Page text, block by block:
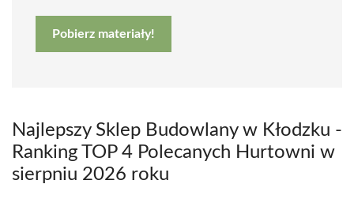
Pobierz materiały!
Najlepszy Sklep Budowlany w Kłodzku -
Ranking TOP 4 Polecanych Hurtowni w
sierpniu 2026 roku